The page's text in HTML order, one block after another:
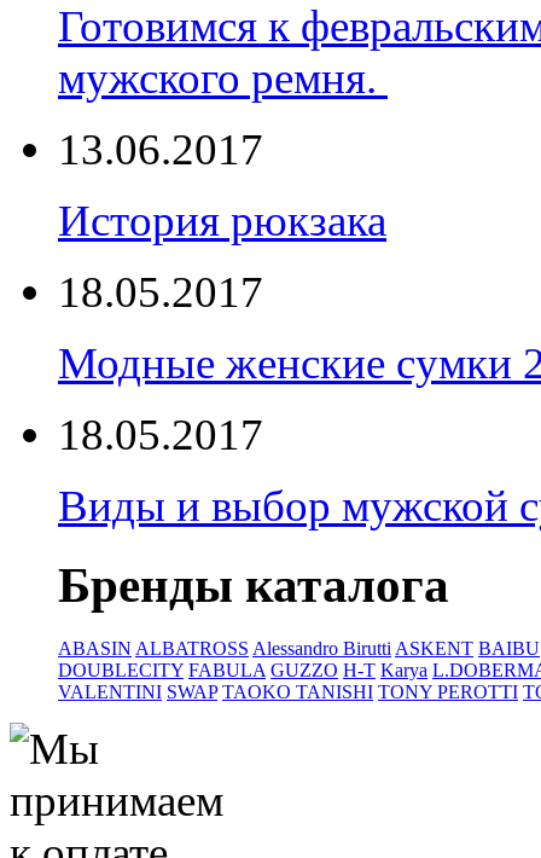
Готовимся к
мужского ремня.
13.06.2017
История рюкзака
18.05.2017
Модные женские сумки
18.05.2017
Виды и выбор мужской
Бренды каталога
ABASIN ALBATROSS Alessandro Birutti ASKENT BAIBU
DOUBLECITY FABULA GUZZO H-T Karya
VALENTINI SWAP TAOKO TANISHI TONY PEROTTI